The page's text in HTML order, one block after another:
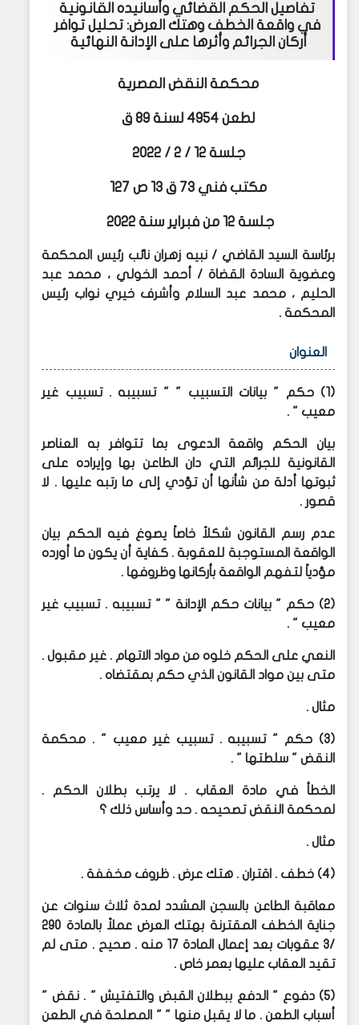
تفاصيل الحكم القضائي وأسانيده القانونية
في واقعة الخطف وهتك العرض: تحليل توافر
أركان الجرائم وأثرها على الإدانة النهائية
محكمة النقض المصرية
لطعن 4954 لسنة 89 ق
جلسة 12 / 2 / 2022
مكتب فني 73 ق 13 ص 127
جلسة 12 من فبراير سنة 2022
برئاسة السيد القاضي / نبيه زهران نائب رئيس المحكمة
وعضوية السادة القضاة / أحمد الخولي ، محمد عبد
الحليم ، محمد عبد السلام وأشرف خيري نواب رئيس
المحكمة .
العنوان
(1) حكم " بيانات التسبيب " " تسبيبه . تسبيب غير
معيب " .
بيان الحكم واقعة الدعوى بما تتوافر به العناصر
القانونية للجرائم التي دان الطاعن بها وإيراده على
ثبوتها أدلة من شأنها أن تؤدي إلى ما رتبه عليها . لا
قصور .
عدم رسم القانون شكلاً خاصاً يصوغ فيه الحكم بيان
الواقعة المستوجبة للعقوبة . كفاية أن يكون ما أورده
مؤدياً لتفهم الواقعة بأركانها وظروفها .
(2) حكم " بيانات حكم الإدانة " " تسبيبه . تسبيب غير
معيب " .
النعي على الحكم خلوه من مواد الاتهام . غير مقبول .
متى بين مواد القانون الذي حكم بمقتضاه .
مثال .
(3) حكم " تسبيبه . تسبيب غير معيب " . محكمة
النقض " سلطتها " .
الخطأ في مادة العقاب . لا يرتب بطلان الحكم .
لمحكمة النقض تصحيحه . حد وأساس ذلك ؟
مثال .
(4) خطف . اقتران . هتك عرض . ظروف مخففة .
معاقبة الطاعن بالسجن المشدد لمدة ثلاث سنوات عن
جناية الخطف المقترنة بهتك العرض عملاً بالمادة 290
/3 عقوبات بعد إعمال المادة 17 منه . صحيح . متى لم
تقيد العقاب عليها بعمر خاص .
(5) دفوع " الدفع ببطلان القبض والتفتيش " . نقض "
أسباب الطعن . ما لا يقبل منها " " المصلحة في الطعن